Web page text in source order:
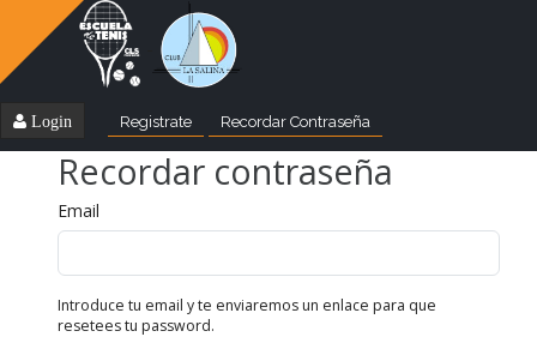
Login Registrate Recordar Contraseña
Recordar contraseña
Email
Introduce tu email y te enviaremos un enlace para que
resetees tu password.